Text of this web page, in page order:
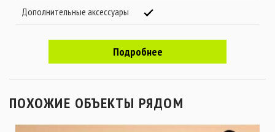
Дополнительные аксессуары
Подробнее
ПОХОЖИЕ ОБЪЕКТЫ РЯДОМ